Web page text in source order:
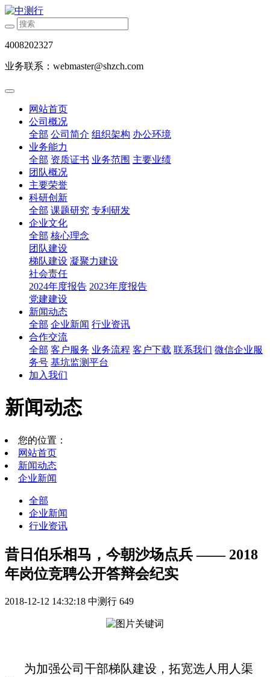
4008202327
业务联系：webmaster@shzch.com
网站首页
公司概况
全部 公司简介 组织架构 办公环境
业务能力
全部 资质证书 业务范围 主要业绩
团队概况
主要荣誉
科研创新
全部 课题研究 专利研发
企业文化
全部 核心理念
团队建设
梯队建设 凝聚力建设
社会责任
2024年度报告 2023年度报告
党建建设
新闻动态
全部 企业新闻 行业资讯
合作交流
全部 客户服务 业务流程 客户下载 联系我们 微信企业服
务号 基坑监测平台
加入我们
新闻动态
您的位置：
网站首页
新闻动态
企业新闻
全部
企业新闻
行业资讯
昔日伯乐相马，今朝沙场点兵 —— 2018
年岗位竞聘公开答辩会纪实
2018-12-12 14:32:18 中测行 649
为加强公司干部梯队建设，拓宽选人用人渠